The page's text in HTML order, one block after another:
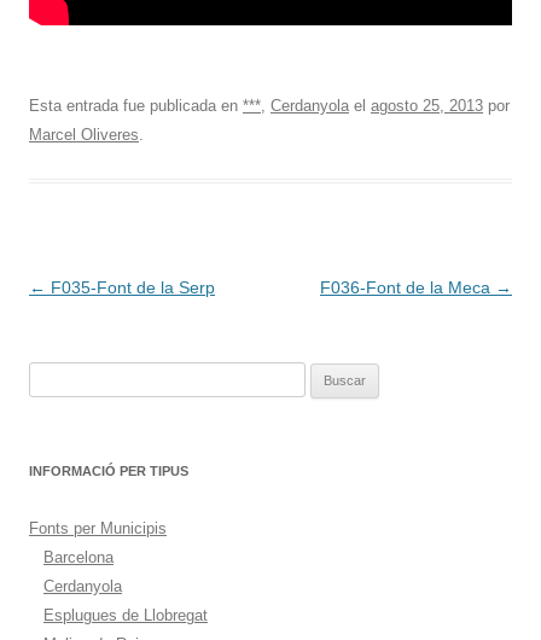
Esta entrada fue publicada en ***, Cerdanyola el agosto 25, 2013 por
Marcel Oliveres.
Navegación
← F035-Font de la Serp F036-Font de la Meca →
INFORMACIÓ PER TIPUS
Fonts per Municipis
Barcelona
Cerdanyola
Esplugues de Llobregat